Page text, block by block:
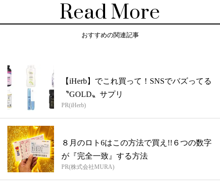
Read More
おすすめの関連記事
【iHerb】でこれ買って！SNSでバズってる
〝GOLD〟サプリ
PR(iHerb)
８月のロト6はこの方法で買え!!６つの数字
が『完全一致』する方法
PR(株式会社MURA)